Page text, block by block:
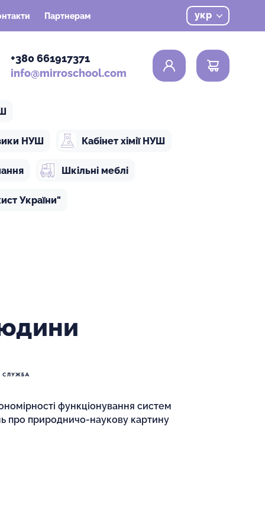
Партнерам укр
+380 661917371
info@mirroschool.com
0
НУШ Кабінет хімії НУШ
Шкільні меблі
України"
функціонування систем
про природничо-наукову картину